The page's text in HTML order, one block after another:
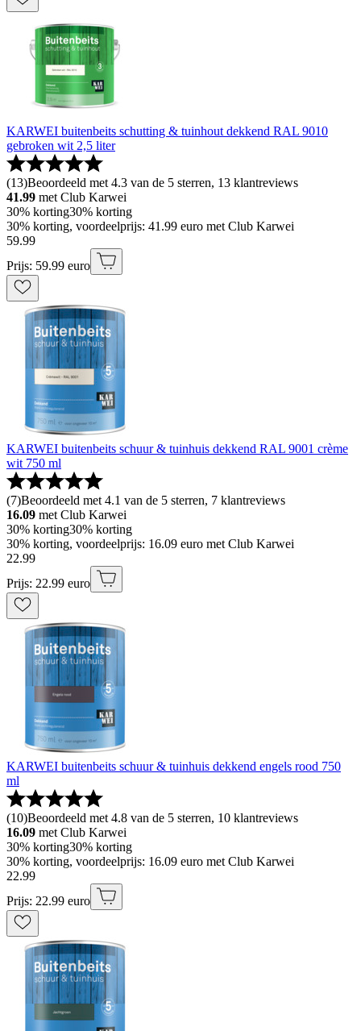
KARWEI buitenbeits schutting & tuinhout dekkend RAL 9010
gebroken wit 2,5 liter
(13)Beoordeeld met 4.3 van de 5 sterren, 13 klantreviews
41.99 met Club Karwei
30% korting30% korting
30% korting, voordeelprijs: 41.99 euro met Club Karwei
59.99
Prijs: 59.99 euro
KARWEI buitenbeits schuur & tuinhuis dekkend RAL 9001 crème
wit 750 ml
(7)Beoordeeld met 4.1 van de 5 sterren, 7 klantreviews
16.09 met Club Karwei
30% korting30% korting
30% korting, voordeelprijs: 16.09 euro met Club Karwei
22.99
Prijs: 22.99 euro
KARWEI buitenbeits schuur & tuinhuis dekkend engels rood 750
ml
(10)Beoordeeld met 4.8 van de 5 sterren, 10 klantreviews
16.09 met Club Karwei
30% korting30% korting
30% korting, voordeelprijs: 16.09 euro met Club Karwei
22.99
Prijs: 22.99 euro